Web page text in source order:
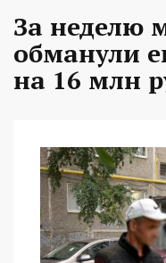
За неделю
обманули
на 16 млн